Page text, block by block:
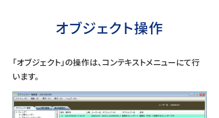
オブジェクト操作
「オブジェクト」の操作は、コンテキストメニューにて行
います。